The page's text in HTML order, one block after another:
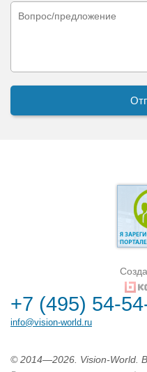
+7 (495) 54-
info@vision-world.ru
© 2014—2026. Vision-World.